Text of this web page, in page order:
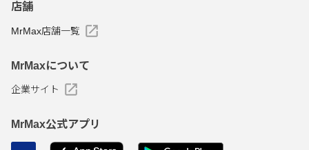
店舗
MrMax店舗一覧
MrMaxについて
企業サイト
MrMax公式アプリ